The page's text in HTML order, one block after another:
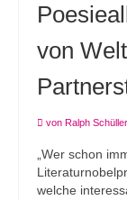
von
von Ralph Schüller
„Wer schon
welche